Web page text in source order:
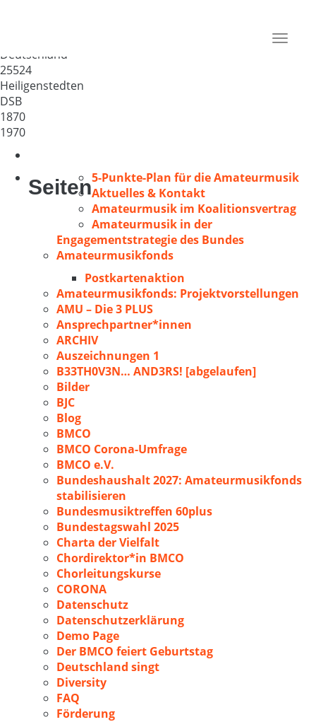
Toggle
Deutschland
25524
Heiligenstedten
DSB
1870
1970
Seiten5-Punkte-Plan für die Amateurmusik
Aktuelles & Kontakt
Amateurmusik im Koalitionsvertrag
Amateurmusik in der
Engagementstrategie des Bundes
Amateurmusikfonds
Postkartenaktion
Amateurmusikfonds: Projektvorstellungen
AMU – Die 3 PLUS
Ansprechpartner*innen
ARCHIV
Auszeichnungen 1
B33TH0V3N… AND3RS! [abgelaufen]
Bilder
BJC
Blog
BMCO
BMCO Corona-Umfrage
BMCO e.V.
Bundeshaushalt 2027: Amateurmusikfonds
stabilisieren
Bundesmusiktreffen 60plus
Bundestagswahl 2025
Charta der Vielfalt
Chordirektor*in BMCO
Chorleitungskurse
CORONA
Datenschutz
Datenschutzerklärung
Demo Page
Der BMCO feiert Geburtstag
Deutschland singt
Diversity
FAQ
Förderung